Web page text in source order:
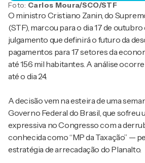
Foto: Carlos Moura/SCO/STF
O ministro Cristiano Zanin, do
(STF), marcou para o dia 17 de
julgamento que definirá o futuro da
pagamentos para 17 setores da
até 156 mil habitantes. A análise
até o dia 24.
A decisão vem na esteira de uma
Governo Federal do Brasil, que sofreu
expressiva no Congresso com a
conhecida como “MP da Taxação” —
estratégia de arrecadação do Planalto.